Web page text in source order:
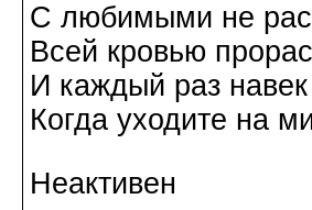
С любимыми не
Всей кровью
И каждый раз
Когда уходите на
Неактивен